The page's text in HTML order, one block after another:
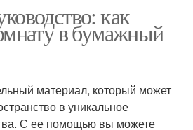
как
в бумажный
материал, который может
в уникальное
С ее помощью вы можете